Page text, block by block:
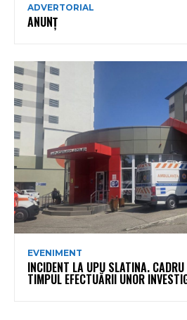
ADVERTORIAL
ANUNȚ
EVENIMENT
INCIDENT LA UPU SLATINA.
TIMPUL EFECTUĂRII UNOR